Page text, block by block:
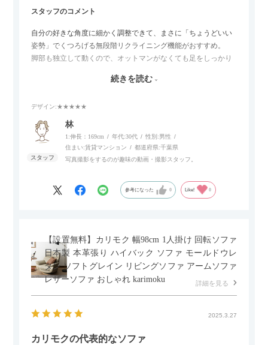
スタッフのコメント
自分の好きな角度に細かく調整できて、まさに「ちょうどいい
姿勢」でくつろげる無段階リクライニング機能がおすすめ。
脚部も独立して動くので、オットマンがなくても足をしっかり
スマホやタブレットを充電しながらリラックスできるのが嬉し
個人的にはコードレス＆充電式なので、コンセントの場所を気
にせず、好きな場所に置けるのが画期的に感じました。
続きを読む
デザイン:★★★★★
林
1:伸長：169cm 年代:30代 性別:男性
住まい:賃貸マンション 都道府県:千葉県
写真撮影をするのが趣味の動画・撮影スタッフ。
参考になった 0 Like! 0
【設置無料】カリモク 幅98cm 1人掛け 回転ソファ
日本製 本革張り ハイバック ソファ モールドウレ
タン ソフトグレイン リビングソファ アームソファ
レザーソファ おしゃれ karimoku
詳細を見る
2025.3.27
カリモクの代表的なソファ